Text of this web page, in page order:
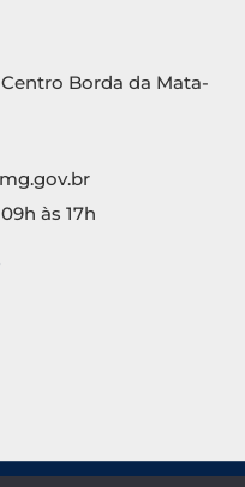
Borda da Mata-
às 17h